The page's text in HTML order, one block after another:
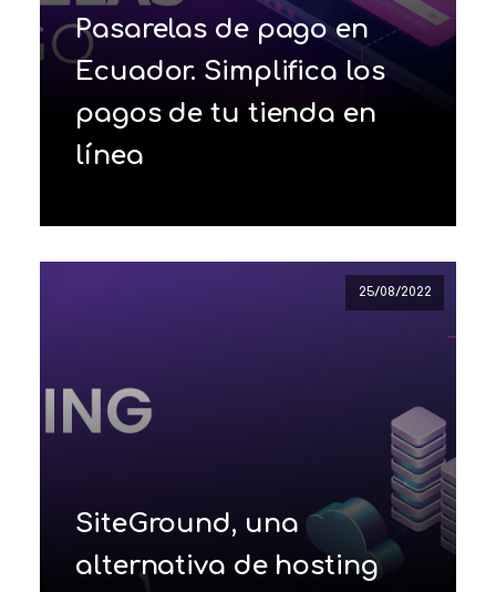
Pasarelas de pago en
Ecuador. Simplifica los
pagos de tu tienda en
línea
25/08/2022
SiteGround, una
alternativa de hosting